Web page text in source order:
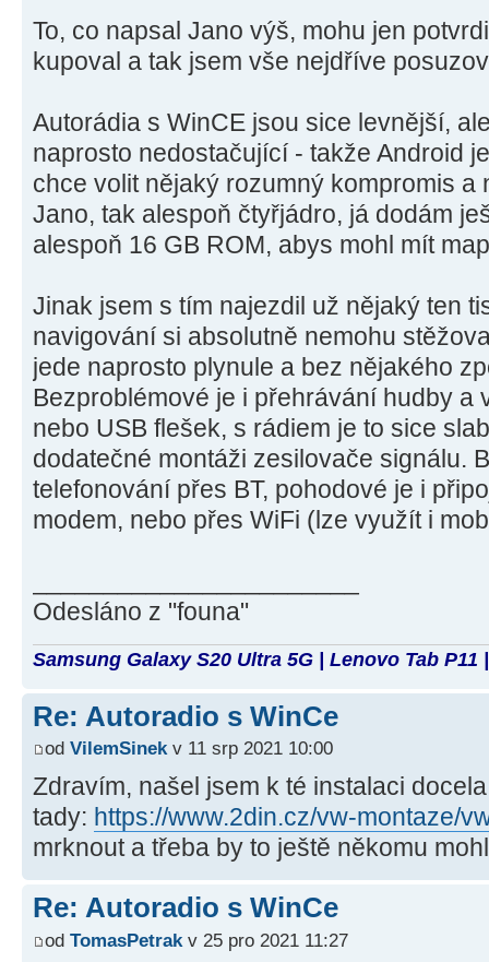
To, co napsal Jano výš, mohu jen
kupoval a tak jsem vše nejdříve
Autorádia s WinCE jsou sice levnější,
naprosto nedostačující - takže Android
chce volit nějaký rozumný kompromis a
Jano, tak alespoň čtyřjádro, já dodám
alespoň 16 GB ROM, abys mohl mít
Jinak jsem s tím najezdil už nějaký ten
navigování si absolutně nemohu
jede naprosto plynule a bez nějakého
Bezproblémové je i přehrávání hudby a
nebo USB flešek, s rádiem je to sice
dodatečné montáži zesilovače signálu.
telefonování přes BT, pohodové je i
modem, nebo přes WiFi (lze využít i
Odesláno z "founa"
Samsung Galaxy S20 Ultra 5G | Lenovo Tab P11
Re: Autoradio s WinCe
od VilemSinekv 11 srp 2021 10:00
Zdravím, našel jsem k té instalaci
tady: https://www.2din.cz/vw-montaze/
mrknout a třeba by to ještě někomu
Re: Autoradio s WinCe
od TomasPetrak v 25 pro 2021 11:27